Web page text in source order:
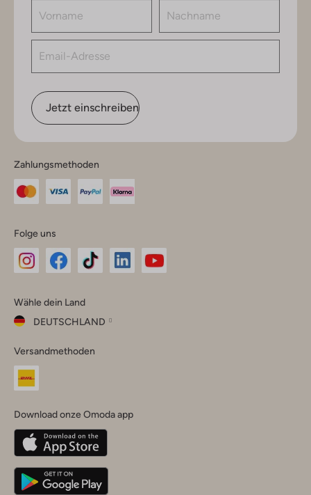
Jetzt einschreiben
Zahlungsmethoden
Folge uns
Instagram
Facebook
TikTok
Wähle dein Land
DEUTSCHLAND
dein
Land
Belgique(Français)
Deutschland
Versandmethoden
Download onze Omoda app